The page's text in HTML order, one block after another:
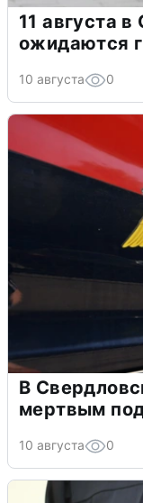
11 августа
ожидаются
10 августа 0
В
мертвым
10 августа 0